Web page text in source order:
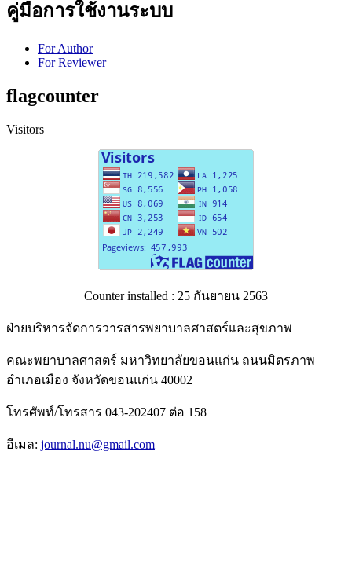
คู่มือการใช้งานระบบ
For Author
For Reviewer
flagcounter
Visitors
Counter installed : 25 กันยายน 2563
ฝ่ายบริหารจัดการวารสารพยาบาลศาสตร์และสุขภาพ
คณะพยาบาลศาสตร์ มหาวิทยาลัยขอนแก่น ถนนมิตรภาพ
อำเภอเมือง จังหวัดขอนแก่น 40002
โทรศัพท์/โทรสาร 043-202407 ต่อ 158
อีเมล: journal.nu@gmail.com